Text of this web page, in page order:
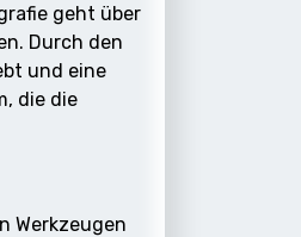
geht über
Durch den
und eine
die die
Werkzeugen